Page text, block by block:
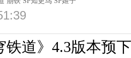
铁道》4.3版本预